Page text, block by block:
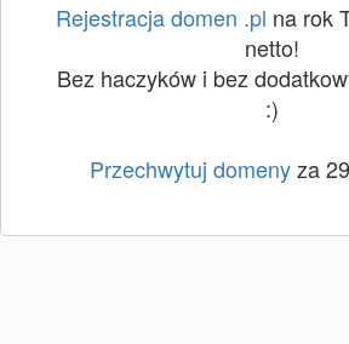
Rejestracja domen .pl na rok
netto!
Bez haczyków i bez
:)
Przechwytuj domenyza